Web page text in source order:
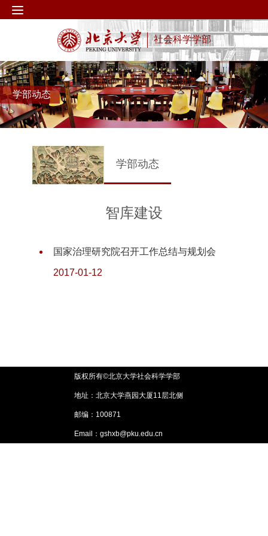
社会科学学部
学部动态
学部动态
智库建设
国家治理研究院召开工作总结与规划会
2017-01-12
版权所有©北京大学社会科学学部
地址：北京大学燕园大厦11层北侧
邮编：100871
Email：gshxb@pku.edu.cn